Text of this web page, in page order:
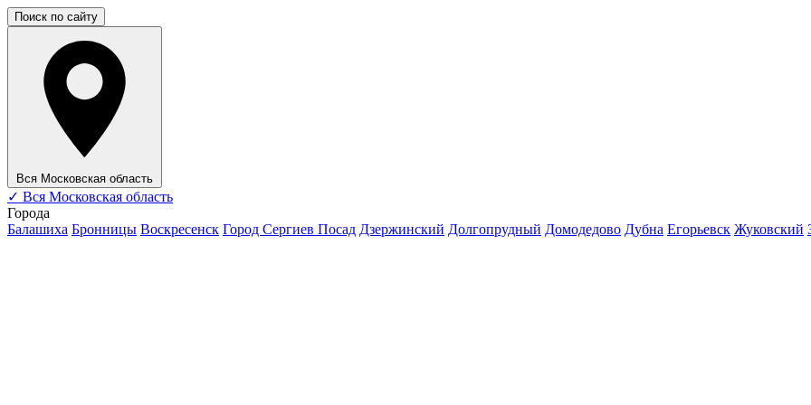
Поиск по сайту
Вся Московская область
✓ Вся Московская область
Города
Балашиха Бронницы Воскресенск Город Сергиев Посад Дзержинский Долгопрудный Домодедово Дубна Егорьевск Жуковский